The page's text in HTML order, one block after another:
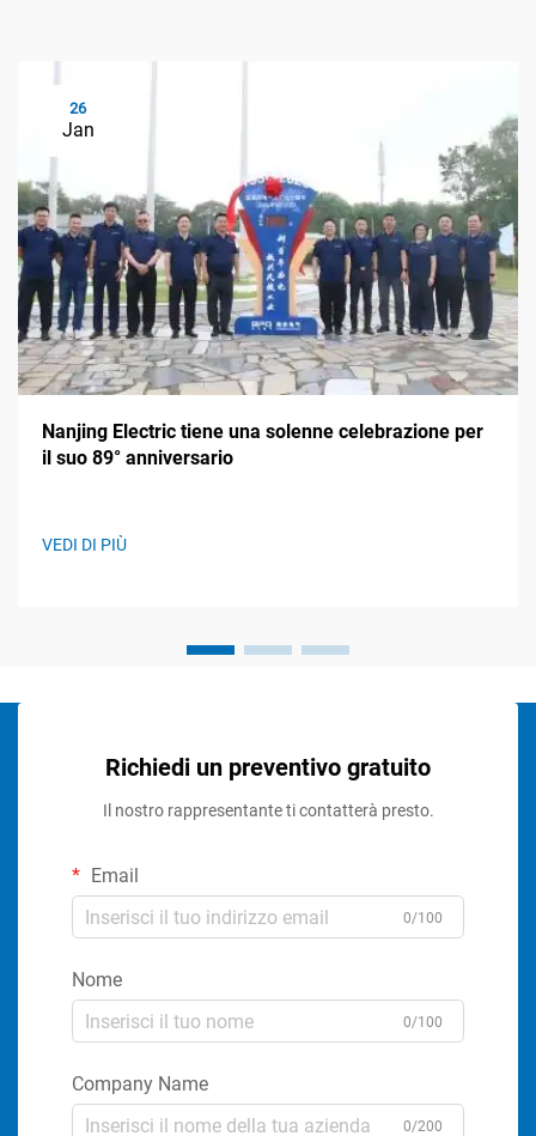
26
Jan
Nanjing Electric tiene una solenne celebrazione per
il suo 89° anniversario
VEDI DI PIÙ
Richiedi un preventivo gratuito
Il nostro rappresentante ti contatterà presto.
Email
0/100
Nome
0/100
Company Name
0/200